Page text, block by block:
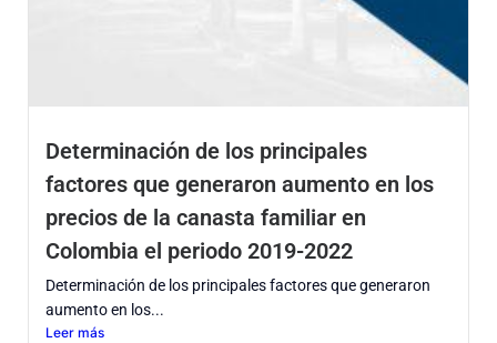
Determinación de los principales
factores que generaron aumento en los
precios de la canasta familiar en
Colombia el periodo 2019-2022
Determinación de los principales factores que generaron
aumento en los...
Leer más